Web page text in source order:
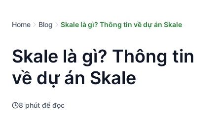
Home Blog Skale là gì? Thông tin về dự án Skale
Skale là gì? Thông tin
về dự án Skale
8 phút để đọc